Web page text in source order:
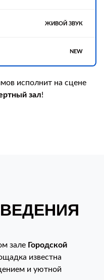
ЖИВОЙ ЗВУК
NEW
исполнит на сцене
зал!
зале Городской
известна
и уютной